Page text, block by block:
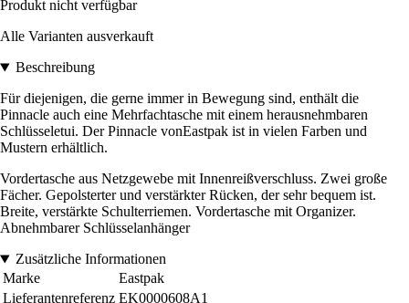
Produkt nicht verfügbar
Alle Varianten ausverkauft
Beschreibung
Für diejenigen, die gerne immer in Bewegung sind, enthält die
Pinnacle auch eine Mehrfachtasche mit einem herausnehmbaren
Schlüsseletui. Der Pinnacle vonEastpak ist in vielen Farben und
Mustern erhältlich.
Vordertasche aus Netzgewebe mit Innenreißverschluss. Zwei große
Fächer. Gepolsterter und verstärkter Rücken, der sehr bequem ist.
Breite, verstärkte Schulterriemen. Vordertasche mit Organizer.
Abnehmbarer Schlüsselanhänger
Zusätzliche Informationen
Marke
Eastpak
Lieferantenreferenz EK0000608A1